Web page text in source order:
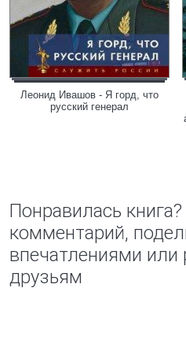
Леонид Ивашов - Я горд, что
русский генерал
Понравилась
комментарий,
впечатлениями или
друзьям